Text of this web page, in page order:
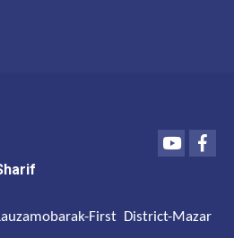
Youtube
First District-Mazar